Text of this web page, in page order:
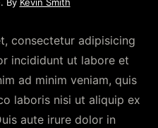
consectetur adipisicing
incididunt ut labore et
ad minim veniam, quis
laboris nisi ut aliquip ex
aute irure dolor in